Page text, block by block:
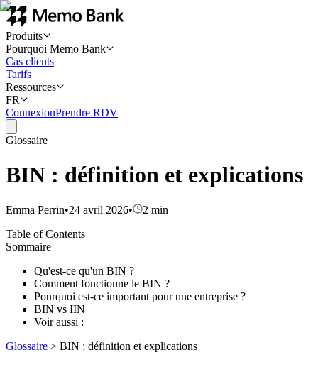
Produits
Pourquoi Memo Bank
Cas clients
Tarifs
Ressources
FR
ConnexionPrendre RDV
Glossaire
BIN : définition et explications
Emma Perrin•24 avril 2026• 2 min
Table of Contents
Sommaire
Qu'est-ce qu'un BIN ?
Comment fonctionne le BIN ?
Pourquoi est-ce important pour une entreprise ?
BIN vs IIN
Voir aussi :
Glossaire > BIN : définition et explications